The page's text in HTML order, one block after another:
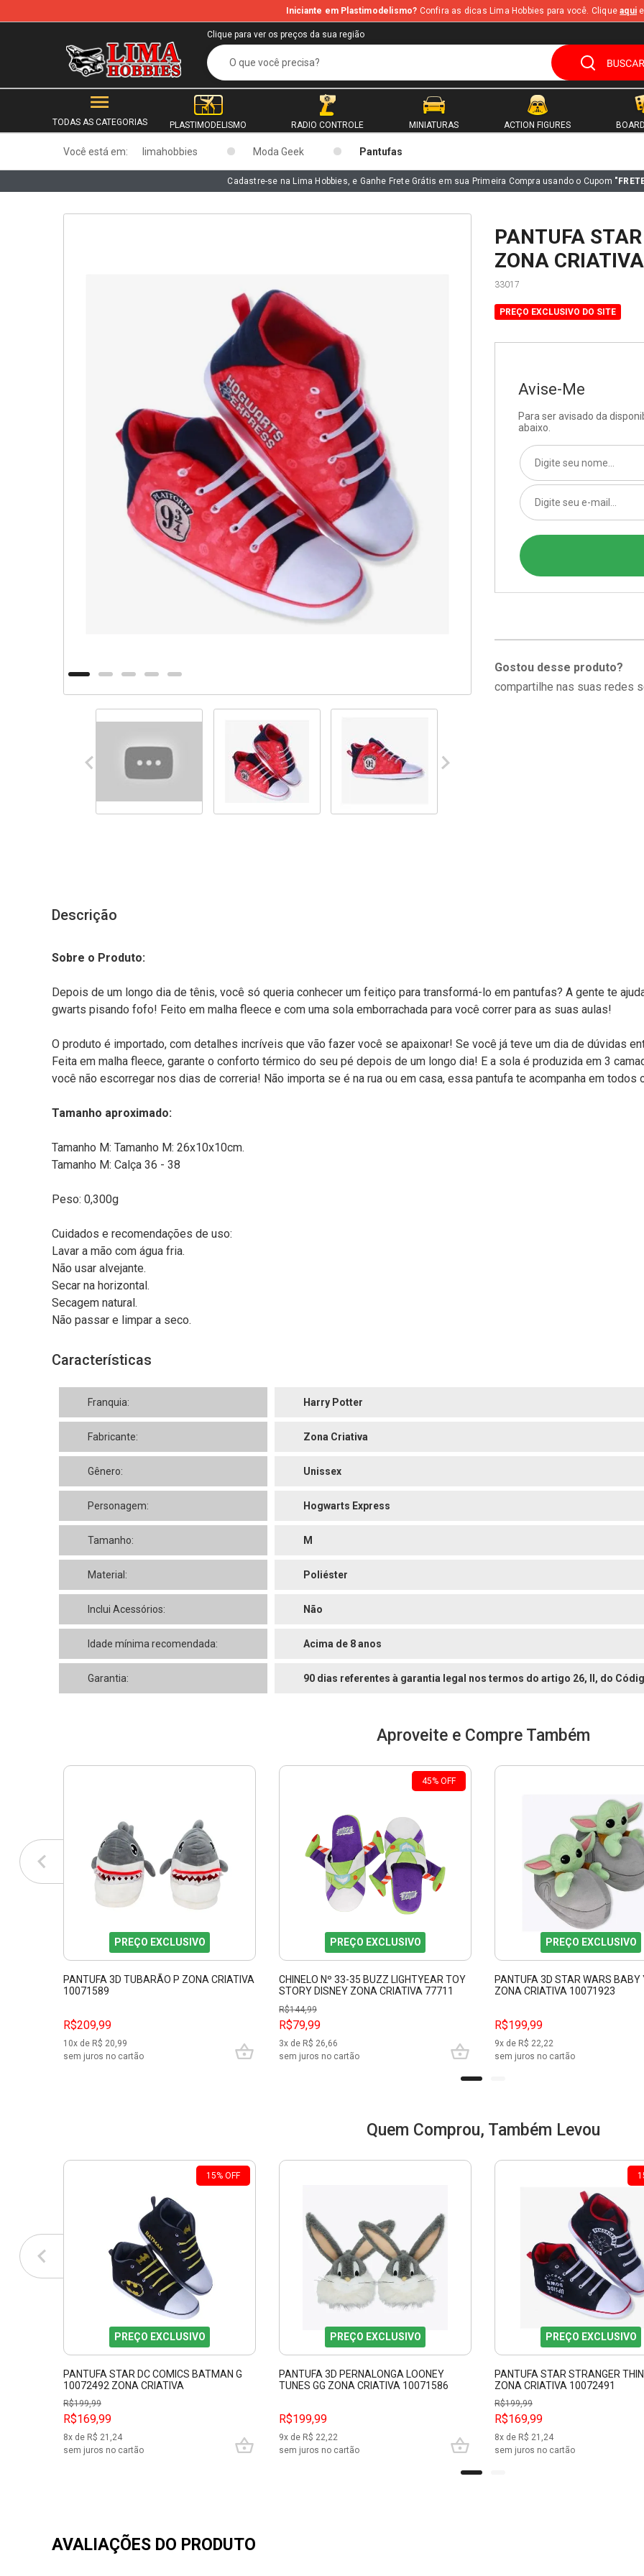
b
Iniciante em Plastimodelismo? Confira as dicas Lima Hobbies para você. Cliqueaqui
Clique para ver os preços da sua região
TODAS AS CATEGORIAS PLASTIMODELISMO RADIO CONTROLE MINIATURAS ACTION FIGURES
Você está em: limahobbies Moda Geek Pantufas
Cadastre-se na Lima Hobbies, e Ganhe Frete Grátis em sua Primeira Compra usando o Cupom
PANTUFA
ZONA
33017
PREÇO EXCLUSIVO DO SITE
Avise-Me
Para ser avisado da
abaixo.
Gostou desse produto?
compartilhe nas suas redes
Descrição
Sobre o Produto:
Depois de um longo dia de tênis, você só queria conhecer um feitiço para transformá-lo em pantufas? A gente te
gwarts pisando fofo! Feito em malha fleece e com uma sola emborrachada para você correr para as suas aulas!
O produto é importado, com detalhes incríveis que vão fazer você se apaixonar! Se você já teve um dia de dúvidas
Feita em malha fleece, garante o conforto térmico do seu pé depois de um longo dia! E a sola é produzida em 3
você não escorregar nos dias de correria! Não importa se é na rua ou em casa, essa pantufa te acompanha em todos
Tamanho aproximado:
Tamanho M: Tamanho M: 26x10x10cm.
Tamanho M: Calça 36 - 38
Peso: 0,300g
Cuidados e recomendações de uso:
Lavar a mão com água fria.
Não usar alvejante.
Secar na horizontal.
Secagem natural.
Não passar e limpar a seco.
Características
Franquia: Harry Potter
Fabricante: Zona Criativa
Gênero: Unissex
Personagem: Hogwarts Express
Tamanho: M
Material: Poliéster
Inclui Acessórios: Não
Idade mínima recomendada: Acima de 8 anos
Garantia: 90 dias referentes à garantia legal nos termos do artigo 26, II, do
Aproveite e Compre Também
PREÇO EXCLUSIVO
PANTUFA 3D TUBARÃO P ZONA CRIATIVA
10071589
R$209,99
10x de R$ 20,99
sem juros no cartão
45% OFF
PREÇO EXCLUSIVO
CHINELO Nº 33-35 BUZZ LIGHTYEAR TOY
STORY DISNEY ZONA CRIATIVA 77711
R$144,99
R$79,99
3x de R$ 26,66
sem juros no cartão
PREÇO EXCLUSIVO
PANTUFA 3D STAR WARS BABY
ZONA CRIATIVA 10071923
R$199,99
9x de R$ 22,22
sem juros no cartão
Quem Comprou, Também Levou
15% OFF
PREÇO EXCLUSIVO
PANTUFA STAR DC COMICS BATMAN G
10072492 ZONA CRIATIVA
R$199,99
R$169,99
8x de R$ 21,24
sem juros no cartão
PREÇO EXCLUSIVO
PANTUFA 3D PERNALONGA LOONEY
TUNES GG ZONA CRIATIVA 10071586
R$199,99
9x de R$ 22,22
sem juros no cartão
PREÇO EXCLUSIVO
PANTUFA STAR STRANGER
ZONA CRIATIVA 10072491
R$199,99
R$169,99
8x de R$ 21,24
sem juros no cartão
AVALIAÇÕES DO PRODUTO